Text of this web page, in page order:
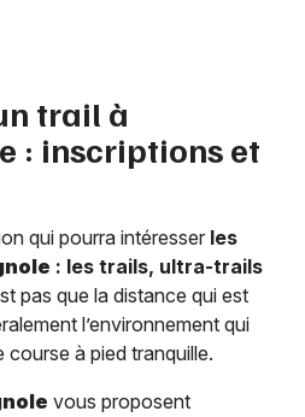
trail à
: inscriptions et
qui pourra intéresser les
: les trails, ultra-trails
pas que la distance qui est
l’environnement qui
à pied tranquille.
vous proposent